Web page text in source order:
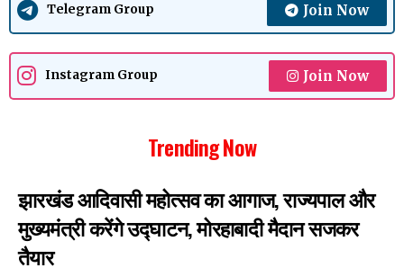
Telegram Group Join Now
Instagram Group Join Now
Trending Now
झारखंड आदिवासी महोत्सव का आगाज, राज्यपाल और
मुख्यमंत्री करेंगे उद्घाटन, मोरहाबादी मैदान सजकर
तैयार